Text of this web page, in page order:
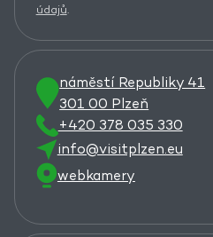
údajů.
náměstí Republiky 41
301 00 Plzeň
+420 378 035 330
info@visitplzen.eu
webkamery